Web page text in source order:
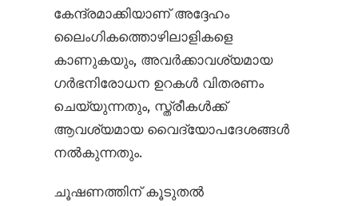
കേന്ദ്രമാക്കിയാണ് അദ്ദേഹം
ലൈംഗികത്തൊഴിലാളികളെ
കാണുകയും, അവർക്കാവശ്യമായ
ഗർഭനിരോധന ഉറകൾ വിതരണം
ചെയ്യുന്നതും, സ്ത്രീകൾക്ക്
ആവശ്യമായ വൈദ്യോപദേശങ്ങൾ
നൽകുന്നതും.
ചൂഷണത്തിന് കൂടുതൽ